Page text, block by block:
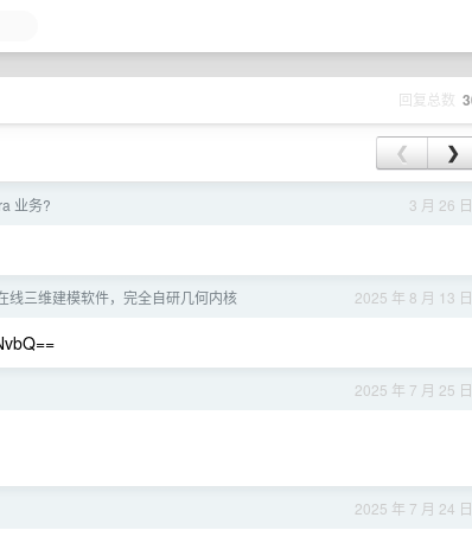
回复总数
❮ ❯
3 月 26 日
业务?
2025 年 8 月 13 日
线三维建模软件，完全自研几何内核
2025 年 7 月 25 日
2025 年 7 月 24 日